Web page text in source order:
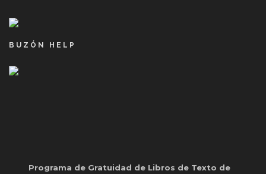
BUZÓN HELP
Programa de Gratuidad de Libros de Texto de